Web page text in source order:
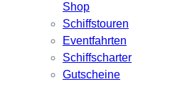
Shop
Schiffstouren
Eventfahrten
Schiffscharter
Gutscheine